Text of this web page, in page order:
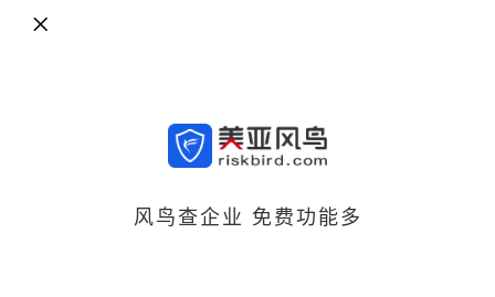
风鸟查企业 免费功能多